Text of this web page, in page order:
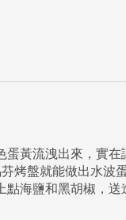
黃流洩出來，實
海鹽和黑胡椒，送